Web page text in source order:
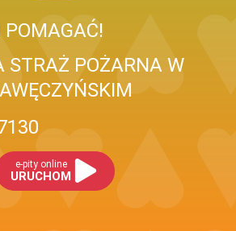
STRAŻ POŻARNA W
e-pity online
URUCHOM